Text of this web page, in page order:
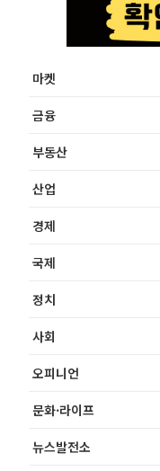
마켓
금융
부동산
산업
경제
국제
정치
사회
오피니언
문화·라이프
뉴스발전소